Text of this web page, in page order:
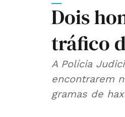
Dois
tráfico
A Polícia
encontrarem na posse de cinquenta e cinco mil e seiscentos